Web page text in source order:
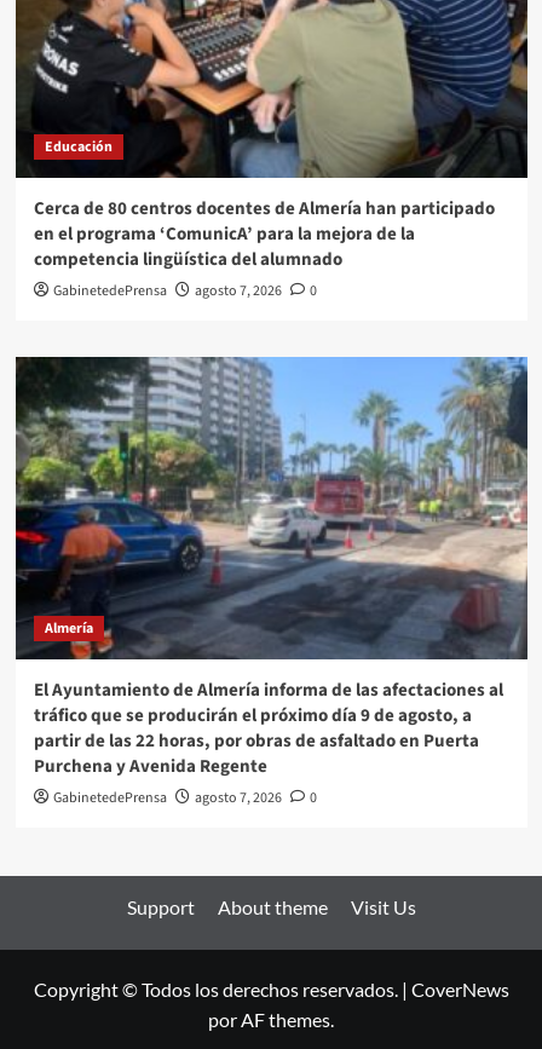
Educación
Cerca de 80 centros docentes de Almería han participado
en el programa ‘ComunicA’ para la mejora de la
competencia lingüística del alumnado
GabinetedePrensa agosto 7, 2026 0
Almería
El Ayuntamiento de Almería informa de las afectaciones al
tráfico que se producirán el próximo día 9 de agosto, a
partir de las 22 horas, por obras de asfaltado en Puerta
Purchena y Avenida Regente
GabinetedePrensa agosto 7, 2026 0
Support About theme Visit Us
Copyright © Todos los derechos reservados. | CoverNews
por AF themes.